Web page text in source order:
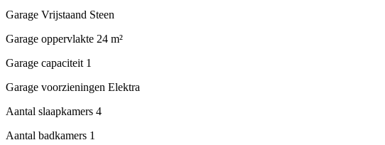
Garage Vrijstaand Steen
Garage oppervlakte 24 m²
Garage capaciteit 1
Garage voorzieningen Elektra
Aantal slaapkamers 4
Aantal badkamers 1